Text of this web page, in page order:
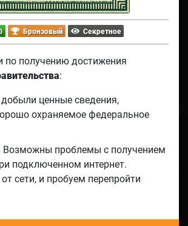
Бронзовый Секретное
по получению достижения
:
ценные сведения,
охраняемое федеральное
Возможны проблемы с получением
подключенном интернет.
сети, и пробуем перепройти